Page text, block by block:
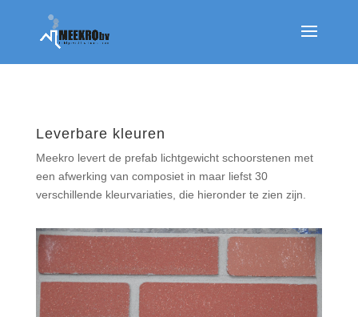
Leverbare kleuren
Meekro levert de prefab lichtgewicht schoorstenen met
een afwerking van composiet in maar liefst 30
verschillende kleurvariaties, die hieronder te zien zijn.